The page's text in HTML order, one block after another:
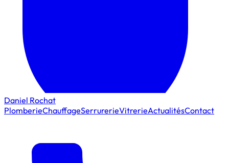
Daniel Rochat
PlomberieChauffageSerrurerieVitrerieActualitésContact